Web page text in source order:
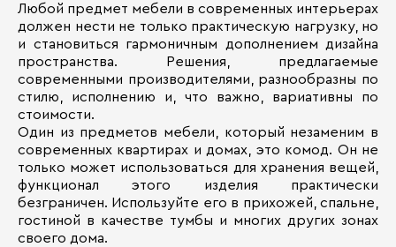
Любой предмет мебели в современных интерьерах
должен нести не только практическую нагрузку, но
и становиться гармоничным дополнением дизайна
пространства. Решения, предлагаемые
современными производителями, разнообразны по
стилю, исполнению и, что важно, вариативны по
стоимости.
Один из предметов мебели, который незаменим в
современных квартирах и домах, это комод. Он не
только может использоваться для хранения вещей,
функционал этого изделия практически
безграничен. Используйте его в прихожей, спальне,
гостиной в качестве тумбы и многих других зонах
своего дома.